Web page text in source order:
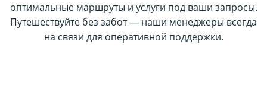
оптимальные маршруты и услуги под ваши запросы.
Путешествуйте без забот — наши менеджеры всегда
на связи для оперативной поддержки.